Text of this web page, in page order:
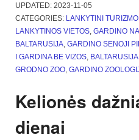
UPDATED: 2023-11-05
CATEGORIES: LANKYTINI
LANKYTINOS VIETOS GARDINO
BALTARUSIJA GARDINO SENOJI
I GARDINA BE VIZOS
GRODNO ZOO GARDINO
Kelionės
dienai